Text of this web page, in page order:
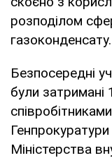
розподілом
газоконденсату.
Безпосередні
були
Генпрокуратури
Міністерства